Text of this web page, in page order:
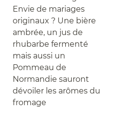
Envie de mariages
originaux ? Une bière
ambrée, un jus de
rhubarbe fermenté
mais aussi un
Pommeau de
Normandie sauront
dévoiler les arômes du
fromage